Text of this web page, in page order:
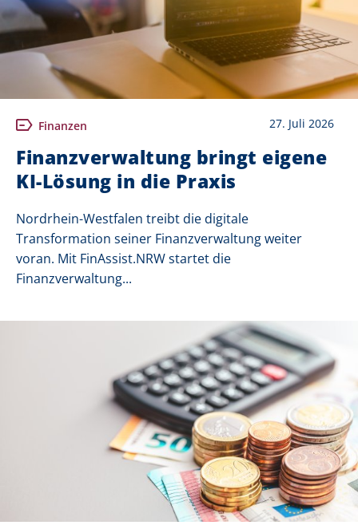
Finanzen 27. Juli 2026
Finanzverwaltung bringt eigene
KI-Lösung in die Praxis
Nordrhein-Westfalen treibt die digitale
Transformation seiner Finanzverwaltung weiter
voran. Mit FinAssist.NRW startet die
Finanzverwaltung...